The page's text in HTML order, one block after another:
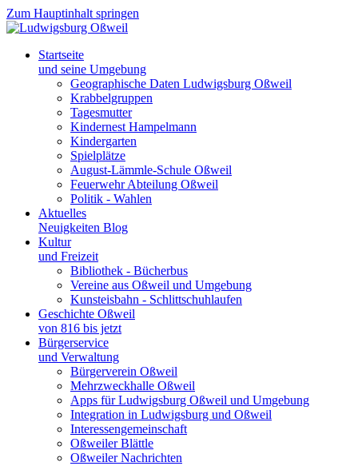
Zum Hauptinhalt springen
Startseite
und seine Umgebung
Geographische Daten Ludwigsburg Oßweil
Krabbelgruppen
Tagesmutter
Kindernest Hampelmann
Kindergarten
Spielplätze
August-Lämmle-Schule Oßweil
Feuerwehr Abteilung Oßweil
Politik - Wahlen
Aktuelles
Neuigkeiten Blog
Kultur
und Freizeit
Bibliothek - Bücherbus
Vereine aus Oßweil und Umgebung
Kunsteisbahn - Schlittschuhlaufen
Geschichte Oßweil
von 816 bis jetzt
Bürgerservice
und Verwaltung
Bürgerverein Oßweil
Mehrzweckhalle Oßweil
Apps für Ludwigsburg Oßweil und Umgebung
Integration in Ludwigsburg und Oßweil
Interessengemeinschaft
Oßweiler Blättle
Oßweiler Nachrichten